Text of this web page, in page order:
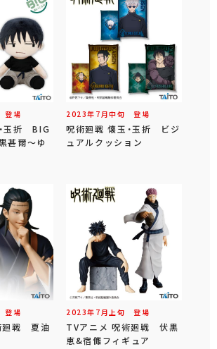
登場
玉折 BIG
甚爾～ゆ
2023年 7 月中旬 登場
呪術廻戦 懐玉・玉折 ビジ
ュアルクッション
登場
廻戦 夏油
2023年 7 月 上旬 登場
TVアニメ 呪術廻戦 伏黒
恵&宿儺フィギュア